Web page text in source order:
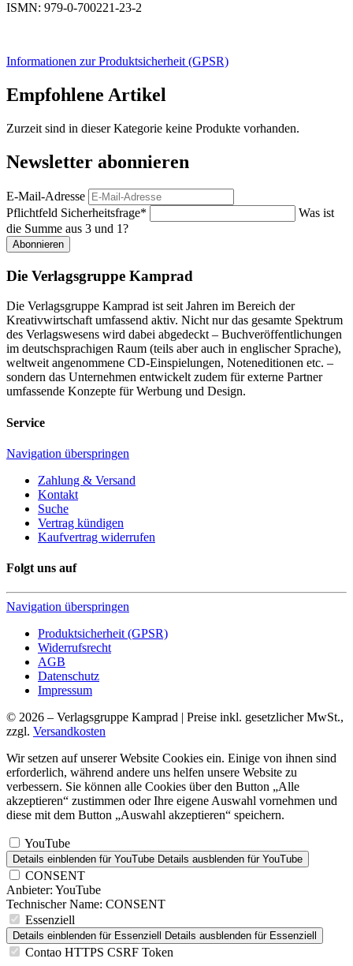
ISMN: 979-0-700221-23-2
Informationen zur Produktsicherheit (GPSR)
Empfohlene Artikel
Zurzeit sind in dieser Kategorie keine Produkte vorhanden.
Newsletter abonnieren
E-Mail-Adresse
Pflichtfeld Sicherheitsfrage*
Was ist
die Summe aus 3 und 1?
Abonnieren
Die Verlagsgruppe Kamprad
Die Verlagsgruppe Kamprad ist seit Jahren im Bereich der
Kreativwirtschaft umfassend aktiv. Nicht nur das gesamte Spektrum
des Verlagswesens wird dabei abgedeckt – Buchveröffentlichungen
im deutschsprachigen Raum (teils aber auch in englischer Sprache),
weltweit angenommene CD-Einspielungen, Noteneditionen etc. –
sondern das Unternehmen entwickelt zudem für externe Partner
umfassende Konzepte für Werbung und Design.
Service
Navigation überspringen
Zahlung & Versand
Kontakt
Suche
Vertrag kündigen
Kaufvertrag widerrufen
Folgt uns auf
Navigation überspringen
Produktsicherheit (GPSR)
Widerrufsrecht
AGB
Datenschutz
Impressum
© 2026 – Verlagsgruppe Kamprad | Preise inkl. gesetzlicher MwSt.,
zzgl. Versandkosten
Wir setzen auf unserer Website Cookies ein. Einige von ihnen sind
erforderlich, während andere uns helfen unsere Website zu
verbessern. Sie können alle Cookies über den Button „Alle
akzeptieren“ zustimmen oder Ihre eigene Auswahl vornehmen und
diese mit dem Button „Auswahl akzeptieren“ speichern.
YouTube
Details einblenden für YouTube Details ausblenden für YouTube
CONSENT
Anbieter: YouTube
Technischer Name: CONSENT
Essenziell
Details einblenden für Essenziell Details ausblenden für Essenziell
Contao HTTPS CSRF Token